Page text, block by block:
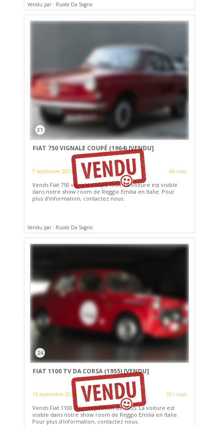
Vendu par : Ruote Da Sogno
31
FIAT 750 VIGNALE COUPÉ (1964)[VENDU]
7 septembre 2023 66 vues
Vends Fiat 750 vignale coupé 1964. La voiture est visible
dans notre show room de Reggio Emilia en Italie. Pour
plus d'information, contactez nous.
Vendu par : Ruote Da Sogno
24
FIAT 1100 TV DA CORSA (1955)[VENDU]
15 septembre 2023 351 vues
Vends Fiat 1100 TV compétition de 1955. La voiture est
visible dans notre show room de Reggio Emilia en Italie.
Pour plus d'information, contactez nous.